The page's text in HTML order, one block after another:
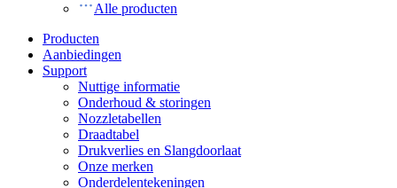
Alle producten
Producten
Aanbiedingen
Support
Nuttige informatie
Onderhoud & storingen
Nozzletabellen
Draadtabel
Drukverlies en Slangdoorlaat
Onze merken
Onderdelentekeningen